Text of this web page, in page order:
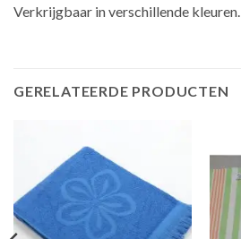
Verkrijgbaar in verschillende kleuren.
GERELATEERDE PRODUCTEN